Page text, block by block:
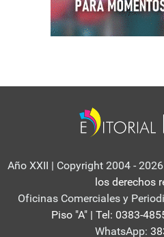
Año XXII | Copyright 2004 -
los derechos
Oficinas Comerciales y
Piso "A" | Tel: 0383-
WhatsApp: